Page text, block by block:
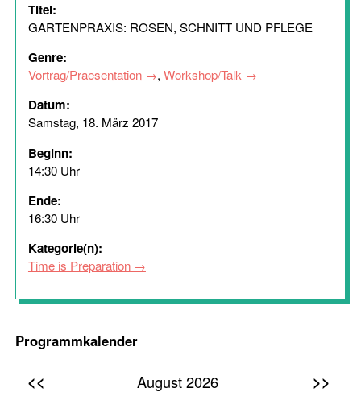
Titel:
GARTENPRAXIS: ROSEN, SCHNITT UND PFLEGE
Genre:
Vortrag/Praesentation , Workshop/Talk
Datum:
Samstag, 18. März 2017
Beginn:
14:30 Uhr
Ende:
16:30 Uhr
Kategorie(n):
Time is Preparation
Programmkalender
<< August 2026 >>